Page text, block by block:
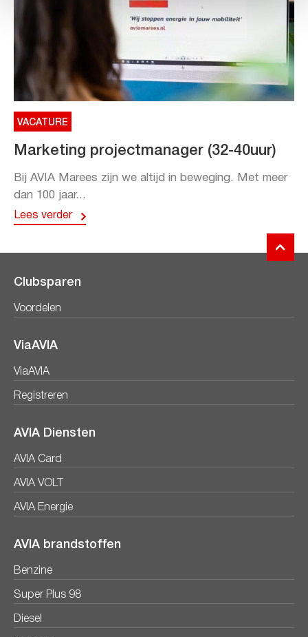
VACATURE
Marketing projectmanager (32-40uur)
Bij AVIA Marees zijn we altijd in beweging. Met meer
dan 100 jaar...
Lees verder
Clubsparen
Voordelen
ViaAVIA
ViaAVIA
Registreren
AVIA Diensten
AVIA Card
AVIA VOLT
AVIA Energie
AVIA brandstoffen
Benzine
Super Plus 98
Diesel